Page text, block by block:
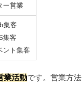
ー営業
集客
集客
ント集客
業活動です。営業方